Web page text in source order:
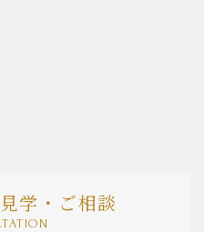
学・ご相談